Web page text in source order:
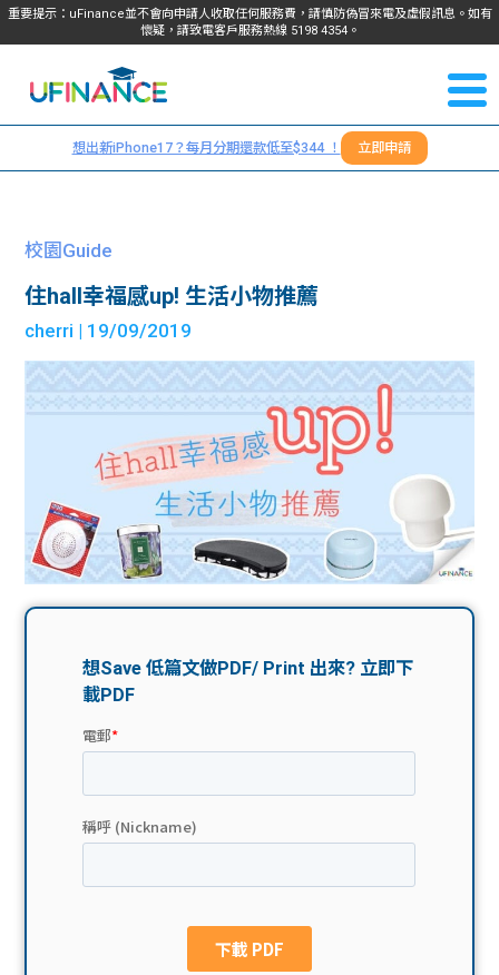
重要提示：uFinance並不會向申請人收取任何服務費，請慎防偽冒來電及虛假訊息。如有
懷疑，請致電客戶服務熱線 5198 4354。
我們
服務
貸款
貸款
計算
機
故事
生學
款
資訊
Blog
大專
生筍
介
de
han
常見
問題
學生
uFina
校園
贊助
聯絡
們
＋
想出新iPhone17？每月分期還款低至$344 ！ 立即申請
校園Guide
住hall幸福感up! 生活小物推薦
cherri | 19/09/2019